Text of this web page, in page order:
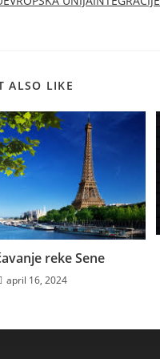
ALSO LIKE
reke Sene
april 16, 2024